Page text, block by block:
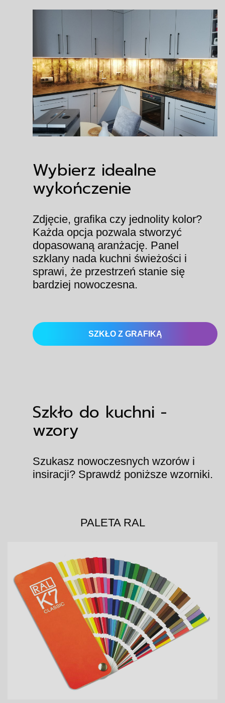
Wybierz idealne
wykończenie
Zdjęcie, grafika czy jednolity kolor?
Każda opcja pozwala stworzyć
dopasowaną aranżację. Panel
szklany nada kuchni świeżości i
sprawi, że przestrzeń stanie się
bardziej nowoczesna.
SZKŁO Z GRAFIKĄ
Szkło do kuchni -
wzory
Szukasz nowoczesnych wzorów i
insiracji? Sprawdź poniższe wzorniki.
PALETA RAL